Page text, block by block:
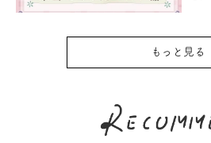
もっと見る